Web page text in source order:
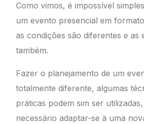
Como vimos, é impossível
um evento presencial em
as condições são diferentes e as
também.
Fazer o planejamento de um
totalmente diferente, algumas
práticas podem sim ser
necessário adaptar-se à uma